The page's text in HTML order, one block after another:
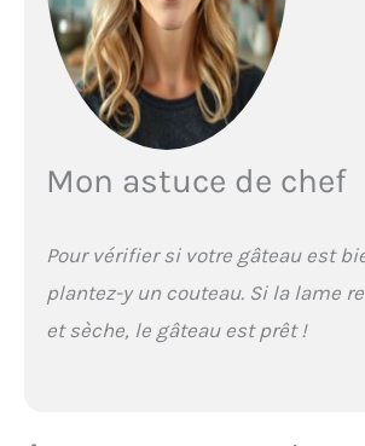
Mon astuce de chef
Pour vérifier si votre gâteau est
plantez-y un couteau. Si la lame
et sèche, le gâteau est prêt !